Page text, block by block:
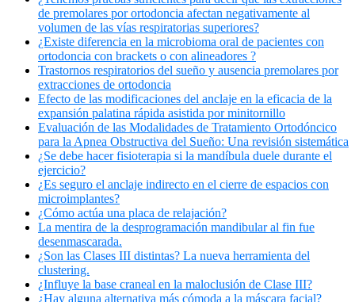
de premolares por ortodoncia afectan negativamente al
volumen de las vías respiratorias superiores?
¿Existe diferencia en la microbioma oral de pacientes con
ortodoncia con brackets o con alineadores ?
Trastornos respiratorios del sueño y ausencia premolares por
extracciones de ortodoncia
Efecto de las modificaciones del anclaje en la eficacia de la
expansión palatina rápida asistida por minitornillo
Evaluación de las Modalidades de Tratamiento Ortodóncico
para la Apnea Obstructiva del Sueño: Una revisión sistemática
¿Se debe hacer fisioterapia si la mandíbula duele durante el
ejercicio?
¿Es seguro el anclaje indirecto en el cierre de espacios con
microimplantes?
¿Cómo actúa una placa de relajación?
La mentira de la desprogramación mandibular al fin fue
desenmascarada.
¿Son las Clases III distintas? La nueva herramienta del
clustering.
¿Influye la base craneal en la maloclusión de Clase III?
¿Hay alguna alternativa más cómoda a la máscara facial?